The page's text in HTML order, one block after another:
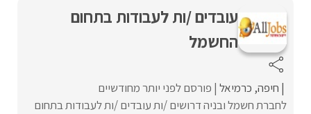
עובדים /ות לעבודות בתחום
החשמל
חיפה כרמיאל פורסם לפני יותר מחודשיים
לחברת חשמל ובניה דרושים /ות עובדים /ות לעבודות בתחום